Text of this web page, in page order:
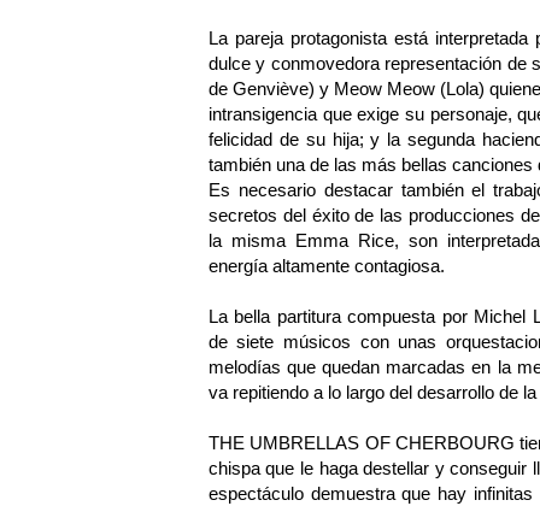
La pareja protagonista está
dulce y conmovedora representación de
de Genviève) y Meow Meow (Lola)
intransigencia que exige su personaje,
felicidad de su hija; y la segunda
también una de las más bellas canciones
Es necesario destacar también el
secretos del éxito de las producciones
la misma Emma Rice, son
energía altamente contagiosa.
La bella partitura compuesta por Michel
de siete músicos con unas
melodías que quedan marcadas en la
va repitiendo a lo largo del desarrollo de
THE UMBRELLAS OF CHERBOURG
chispa que le haga destellar y conseguir
espectáculo demuestra que hay